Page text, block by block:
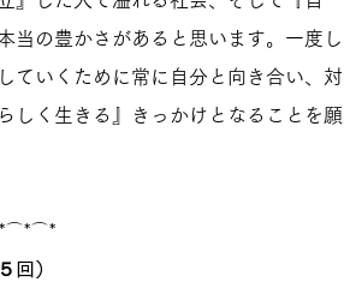
当の豊かさがあると思います。一度し
ていくために常に自分と向き合い、対
しく生きる』きっかけとなることを願
回）